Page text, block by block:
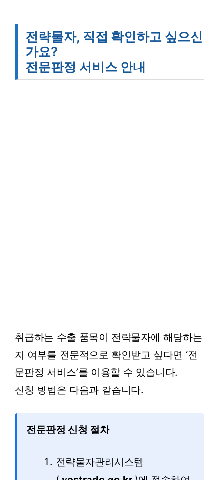
전략물자, 직접 확인하고 싶으신
가요?
전문판정 서비스 안내
취급하는 수출 품목이 전략물자에 해당하는
지 여부를 전문적으로 확인받고 싶다면 ‘전
문판정 서비스’를 이용할 수 있습니다.
신청 방법은 다음과 같습니다.
전문판정 신청 절차
전략물자관리시스템